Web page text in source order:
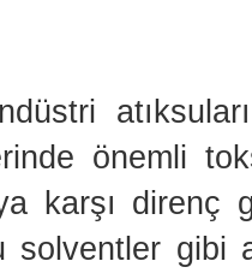
önemli
karşı direnç
solventler gibi